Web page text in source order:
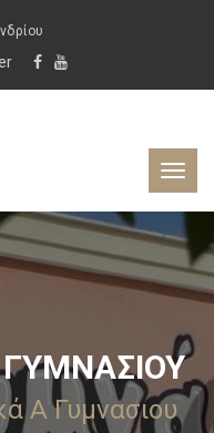
Α Γυμνασιου